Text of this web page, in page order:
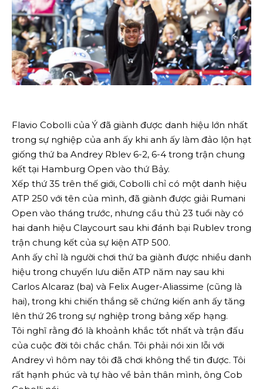
Flavio Cobolli của Ý đã giành được danh hiệu lớn nhất
trong sự nghiệp của anh ấy khi anh ấy làm đảo lộn hạt
giống thứ ba Andrey Rblev 6-2, 6-4 trong trận chung
kết tại Hamburg Open vào thứ Bảy.
Xếp thứ 35 trên thế giới, Cobolli chỉ có một danh hiệu
ATP 250 với tên của mình, đã giành được giải Rumani
Open vào tháng trước, nhưng cầu thủ 23 tuổi này có
hai danh hiệu Claycourt sau khi đánh bại Rublev trong
trận chung kết của sự kiện ATP 500.
Anh ấy chỉ là người chơi thứ ba giành được nhiều danh
hiệu trong chuyến lưu diễn ATP năm nay sau khi
Carlos Alcaraz (ba) và Felix Auger-Aliassime (cũng là
hai), trong khi chiến thắng sẽ chứng kiến ​​anh ấy tăng
lên thứ 26 trong sự nghiệp trong bảng xếp hạng.
Tôi nghĩ rằng đó là khoảnh khắc tốt nhất và trận đấu
của cuộc đời tôi chắc chắn. Tôi phải nói xin lỗi với
Andrey vì hôm nay tôi đã chơi không thể tin được. Tôi
rất hạnh phúc và tự hào về bản thân mình, ông Cob